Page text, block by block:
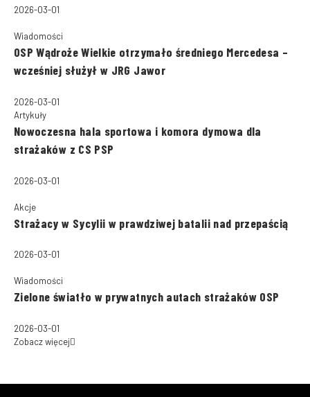
2026-03-01
Wiadomości
OSP Wądroże Wielkie otrzymało średniego Mercedesa –
wcześniej służył w JRG Jawor
2026-03-01
Artykuły
Nowoczesna hala sportowa i komora dymowa dla
strażaków z CS PSP
2026-03-01
Akcje
Strażacy w Sycylii w prawdziwej batalii nad przepaścią
2026-03-01
Wiadomości
Zielone światło w prywatnych autach strażaków OSP
2026-03-01
Zobacz więcej